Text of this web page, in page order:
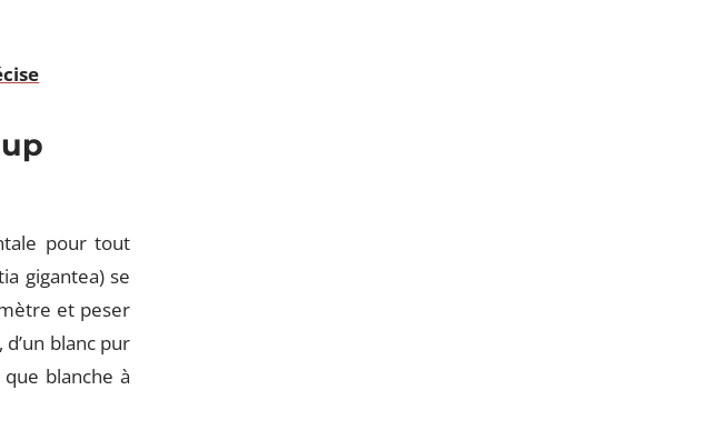
pour tout
gigantea) se
et peser
blanc pur
blanche à